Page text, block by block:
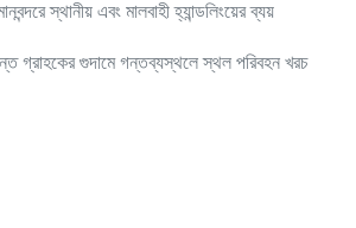
স্থানীয় এবং মালবাহী হ্যান্ডলিংয়ের ব্যয়
গ্রাহকের গুদামে গন্তব্যস্থলে স্থল পরিবহন খরচ